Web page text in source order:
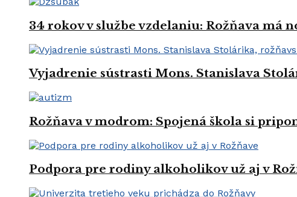
34 rokov v službe vzdelaniu: Rožňava má
Vyjadrenie sústrasti Mons. Stanislava
Rožňava v modrom: Spojená škola si
Podpora pre rodiny alkoholikov už aj v